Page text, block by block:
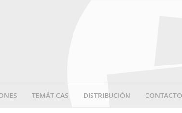
TEMÁTICAS DISTRIBUCIÓN CONTACTO